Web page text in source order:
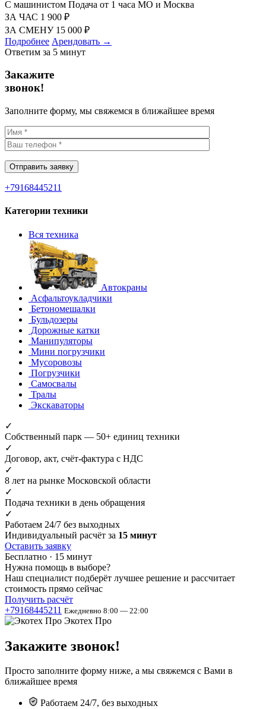
С машинистом Подача от 1 часа МО и Москва
ЗА ЧАС 1 900 ₽
ЗА СМЕНУ 15 000 ₽
Подробнее Арендовать →
Ответим за 5 минут
Закажите
звонок!
Заполните форму, мы свяжемся в ближайшее время
+79168445211
Категории техники
Вся техника
Автокраны
Асфальтоукладчики
Бетономешалки
Бульдозеры
Дорожные катки
Манипуляторы
Мини погрузчики
Мусоровозы
Погрузчики
Самосвалы
Тралы
Экскаваторы
✓
Собственный парк — 50+ единиц техники
✓
Договор, акт, счёт-фактура с НДС
✓
8 лет на рынке Московской области
✓
Подача техники в день обращения
✓
Работаем 24/7 без выходных
Индивидуальный расчёт за 15 минут
Оставить заявку
Бесплатно · 15 минут
Нужна помощь в выборе?
Наш специалист подберёт лучшее решение и рассчитает
стоимость прямо сейчас
Получить расчёт
+79168445211 Ежедневно 8:00 — 22:00
Экотех Про
Закажите звонок!
Просто заполните форму ниже, а мы свяжемся с Вами в
ближайшее время
Работаем 24/7, без выходных